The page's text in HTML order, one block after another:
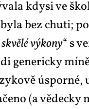
kdy­si ve
bez chu­ti;
vý­ko­ny“ s
ge­ne­ric­ky
úspor­né,
(a vě­dec­ky